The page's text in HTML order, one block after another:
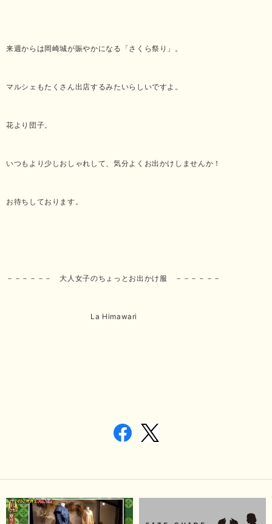
来週からは岡崎城が賑やかになる「さくら祭り」。
マルシェもたくさん出店するみたいらしいですよ。
花より団子。
いつもより少しおしゃれして、気分よくお出かけしませんか！
お待ちしております。
－－－－－－ 大人女子のちょっとお出かけ服 －－－－－－
La Himawari